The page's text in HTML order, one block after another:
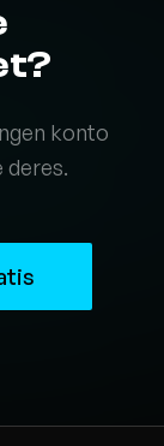
konto
deres.